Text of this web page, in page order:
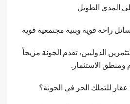
المدى الطويل
راحة قوية وبنية مجتمعية قوية
الدوليين، تقدم الجونة مزيجاً
ومنطق الاستثمار.
للتملك الحر في الجونة؟